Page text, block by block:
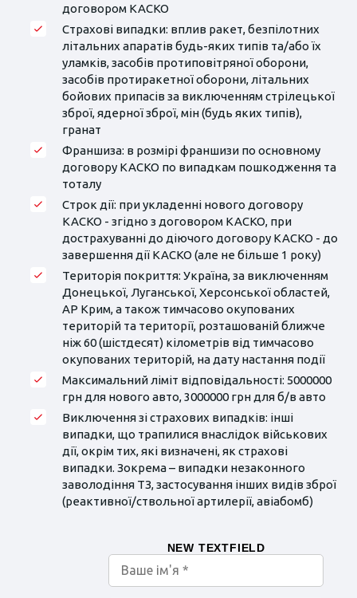
договором КАСКО
Страхові випадки: вплив ракет, безпілотних
літальних апаратів будь-яких типів та/або їх
уламків, засобів протиповітряної оборони,
засобів протиракетної оборони, літальних
бойових припасів за виключенням стрілецької
зброї, ядерної зброї, мін (будь яких типів),
гранат
Франшиза: в розмірі франшизи по основному
договору КАСКО по випадкам пошкодження та
тоталу
Строк дії: при укладенні нового договору
КАСКО - згідно з договором КАСКО, при
дострахуванні до діючого договору КАСКО - до
завершення дії КАСКО (але не більше 1 року)
Територія покриття: Україна, за виключенням
Донецької, Луганської, Херсонської областей,
АР Крим, а також тимчасово окупованих
територій та території, розташованій ближче
ніж 60 (шістдесят) кілометрів від тимчасово
окупованих територій, на дату настання події
Максимальний ліміт відповідальності: 5000000
грн для нового авто, 3000000 грн для б/в авто
Виключення зі страхових випадків: інші
випадки, що трапилися внаслідок військових
дії, окрім тих, які визначені, як страхові
випадки. Зокрема – випадки незаконного
заволодіння ТЗ, застосування інших видів зброї
(реактивної/ствольної артилерії, авіабомб)
NEW TEXTFIELD